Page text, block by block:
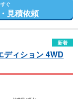
ぐ
見積依頼
新着
ディション 4WD